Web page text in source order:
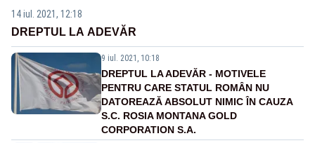
14 iul. 2021, 12:18
DREPTUL LA ADEVĂR
9 iul. 2021, 10:18
DREPTUL LA ADEVĂR - MOTIVELE
PENTRU CARE STATUL ROMÂN NU
DATOREAZĂ ABSOLUT NIMIC ÎN CAUZA
S.C. ROSIA MONTANA GOLD
CORPORATION S.A.